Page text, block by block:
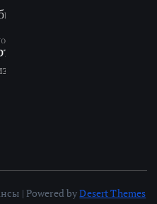
| Powered byDesert Themes